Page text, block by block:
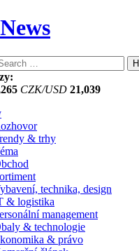
CZK/USD 21,039
& trhy
technika, design
& logistika
management
& technologie
& právo